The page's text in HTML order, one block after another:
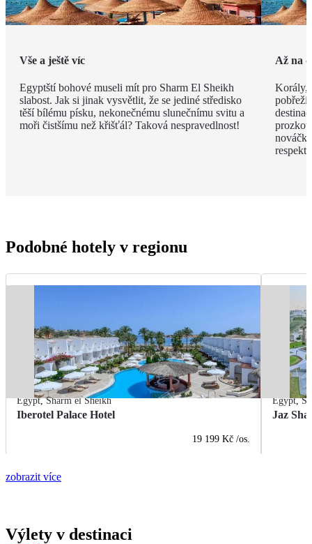
Vše a ještě víc
Egyptští bohové museli mít pro Sharm El Sheikh
slabost. Jak si jinak vysvětlit, že se jediné středisko
těší bílému písku, nekonečnému slunečnímu svitu a
moři čistšímu než křišťál? Taková nespravedlnost!
Až na
Korály,
Podobné hotely v regionu
Egypt,Sharm el Sheikh
Iberotel Palace Hotel
19 199 Kč /os.
Egypt,
Jaz
zobrazit více
Výlety v destinaci